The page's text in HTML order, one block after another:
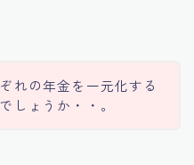
れの年金を一元化する
しょうか・・。